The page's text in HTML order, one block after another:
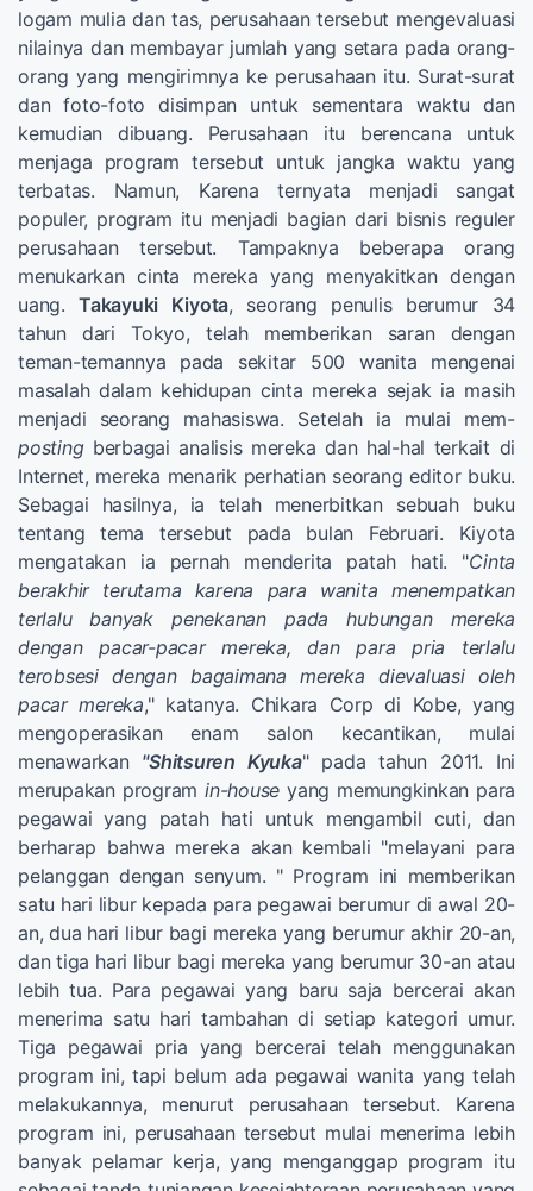
logam mulia dan tas, perusahaan tersebut mengevaluasi
nilainya dan membayar jumlah yang setara pada orang-
orang yang mengirimnya ke perusahaan itu. Surat-surat
dan foto-foto disimpan untuk sementara waktu dan
kemudian dibuang. Perusahaan itu berencana untuk
menjaga program tersebut untuk jangka waktu yang
terbatas. Namun, Karena ternyata menjadi sangat
populer, program itu menjadi bagian dari bisnis reguler
perusahaan tersebut. Tampaknya beberapa orang
menukarkan cinta mereka yang menyakitkan dengan
uang.Takayuki Kiyota, seorang penulis berumur 34
tahun dari Tokyo, telah memberikan saran dengan
teman-temannya pada sekitar 500 wanita mengenai
masalah dalam kehidupan cinta mereka sejak ia masih
menjadi seorang mahasiswa. Setelah ia mulai mem-
postingberbagai analisis mereka dan hal-hal terkait di
Internet, mereka menarik perhatian seorang editor buku.
Sebagai hasilnya, ia telah menerbitkan sebuah buku
tentang tema tersebut pada bulan Februari. Kiyota
mengatakan ia pernah menderita patah hati. "Cinta
berakhir terutama karena para wanita menempatkan
terlalu banyak penekanan pada hubungan mereka
dengan pacar-pacar mereka, dan para pria terlalu
terobsesi dengan bagaimana mereka dievaluasi oleh
pacar mereka," katanya. Chikara Corp di Kobe, yang
mengoperasikan enam salon kecantikan, mulai
menawarkan "Shitsuren Kyuka" pada tahun 2011. Ini
merupakan program in-house yang memungkinkan para
pegawai yang patah hati untuk mengambil cuti, dan
berharap bahwa mereka akan kembali "melayani para
pelanggan dengan senyum. " Program ini memberikan
satu hari libur kepada para pegawai berumur di awal 20-
an, dua hari libur bagi mereka yang berumur akhir 20-an,
dan tiga hari libur bagi mereka yang berumur 30-an atau
lebih tua. Para pegawai yang baru saja bercerai akan
menerima satu hari tambahan di setiap kategori umur.
Tiga pegawai pria yang bercerai telah menggunakan
program ini, tapi belum ada pegawai wanita yang telah
melakukannya, menurut perusahaan tersebut. Karena
program ini, perusahaan tersebut mulai menerima lebih
banyak pelamar kerja, yang menganggap program itu